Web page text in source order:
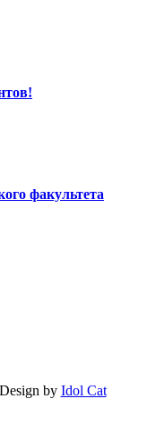
факультета
by Idol Cat